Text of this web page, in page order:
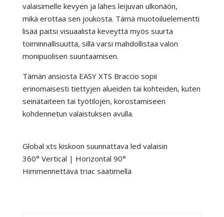
valaisimelle kevyen ja lähes leijuvan ulkonäön,
mikä erottaa sen joukosta. Tämä muotoiluelementti
lisää paitsi visuaalista keveyttä myös suurta
toiminnallisuutta, sillä varsi mahdollistaa valon
monipuolisen suuntaamisen.
Tämän ansiosta EASY XTS Braccio sopii
erinomaisesti tiettyjen alueiden tai kohteiden, kuten
seinätaiteen tai työtilojen, korostamiseen
kohdennetun valaistuksen avulla.
Global xts kiskoon suunnattava led valaisin
360° Vertical | Horizontal 90°
Himmennettävä triac säätimellä